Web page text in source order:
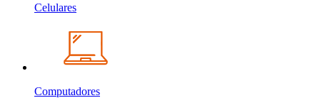
Celulares
Computadores